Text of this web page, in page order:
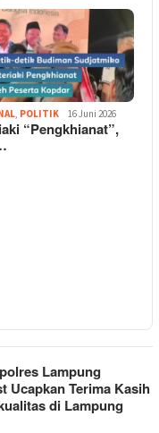
, POLITIK 16 Juni 2026
“Pengkhianat”,
Lampung
Ucapkan Terima Kasih
di Lampung